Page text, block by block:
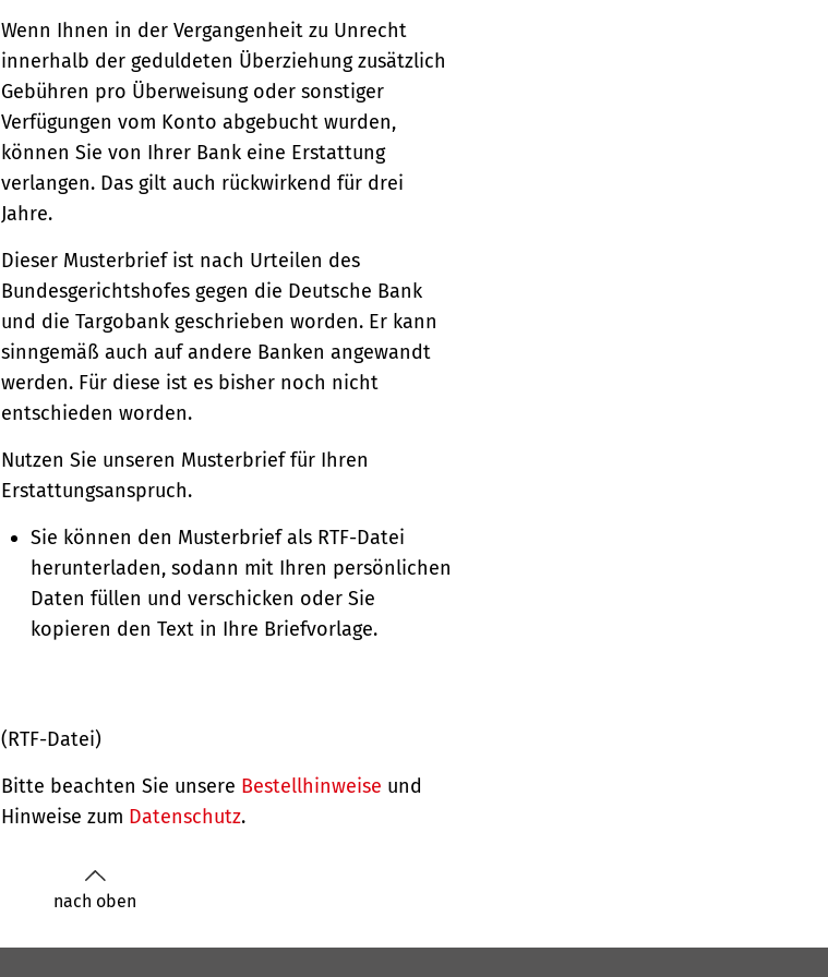
Wenn Ihnen in der Vergangenheit zu Unrecht
innerhalb der geduldeten Überziehung zusätzlich
Gebühren pro Überweisung oder sonstiger
Verfügungen vom Konto abgebucht wurden,
können Sie von Ihrer Bank eine Erstattung
verlangen. Das gilt auch rückwirkend für drei
Jahre.
Dieser Musterbrief ist nach Urteilen des
Bundesgerichtshofes gegen die Deutsche Bank
und die Targobank geschrieben worden. Er kann
sinngemäß auch auf andere Banken angewandt
werden. Für diese ist es bisher noch nicht
entschieden worden.
Nutzen Sie unseren Musterbrief für Ihren
Erstattungsanspruch.
Sie können den Musterbrief als RTF-Datei
herunterladen, sodann mit Ihren persönlichen
Daten füllen und verschicken oder Sie
kopieren den Text in Ihre Briefvorlage.
(RTF-Datei)
Bitte beachten Sie unsere Bestellhinweise und
Hinweise zum Datenschutz.
nach oben